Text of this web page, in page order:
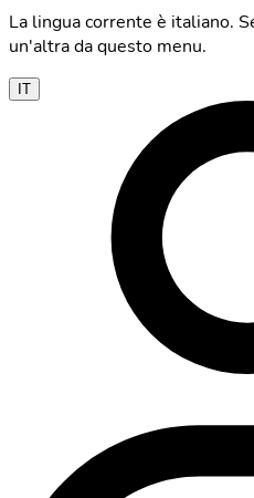
La lingua corrente è italiano.
un'altra da questo menu.
IT